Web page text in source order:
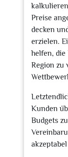
Preise
decken
erzielen.
helfen, die
Region zu
Kunden
Budgets